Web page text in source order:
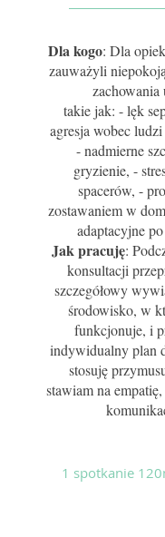
Dla kogo: Dla
zauważyli
zachowania
takie jak: - lęk
agresja wobec
- nadmierne
gryzienie, -
spacerów, -
zostawaniem w
adaptacyjne
Jak pracuję:
konsultacji
szczegółowy
środowisko, w
funkcjonuje, i
indywidualny plan
stosuję
stawiam na
1 spotkanie